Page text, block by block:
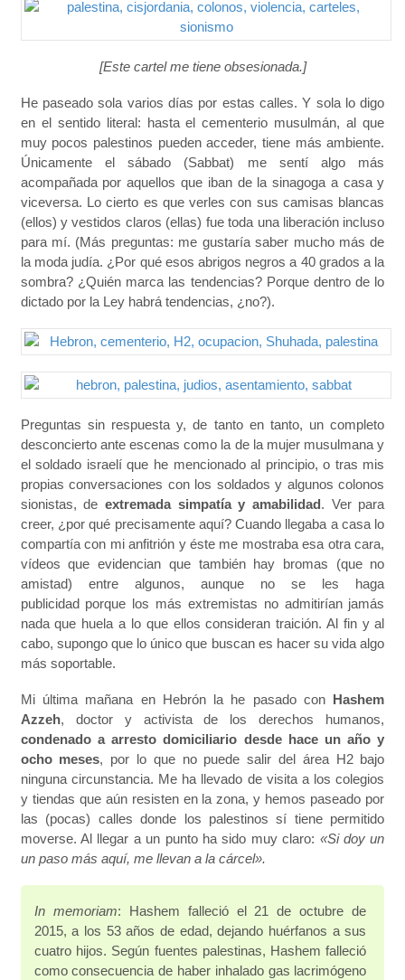
[Este cartel me tiene obsesionada.]
He paseado sola varios días por estas calles. Y sola lo digo
en el sentido literal: hasta el cementerio musulmán, al que
muy pocos palestinos pueden acceder, tiene más ambiente.
Únicamente el sábado (Sabbat) me sentí algo más
acompañada por aquellos que iban de la sinagoga a casa y
viceversa. Lo cierto es que verles con sus camisas blancas
(ellos) y vestidos claros (ellas) fue toda una liberación incluso
para mí. (Más preguntas: me gustaría saber mucho más de
la moda judía. ¿Por qué esos abrigos negros a 40 grados a la
sombra? ¿Quién marca las tendencias? Porque dentro de lo
dictado por la Ley habrá tendencias, ¿no?).
Preguntas sin respuesta y, de tanto en tanto, un completo
desconcierto ante escenas como la de la mujer musulmana y
el soldado israelí que he mencionado al principio, o tras mis
propias conversaciones con los soldados y algunos colonos
sionistas, de extremada simpatía y amabilidad . Ver para
creer, ¿por qué precisamente aquí? Cuando llegaba a casa lo
compartía con mi anfitrión y éste me mostraba esa otra cara,
vídeos que evidencian que también hay bromas (que no
amistad) entre algunos, aunque no se les haga
publicidad porque los más extremistas no admitirían jamás
nada que huela a lo que ellos consideran traición. Al fin y al
cabo, supongo que lo único que buscan es hacer su vida algo
más soportable.
Mi última mañana en Hebrón la he pasado con
Hashem
Azzeh, doctor y activista de los derechos humanos,
condenado a arresto domiciliario desde hace un año y
ocho meses, por lo que no puede salir del área H2 bajo
ninguna circunstancia. Me ha llevado de visita a los colegios
y tiendas que aún resisten en la zona, y hemos paseado por
las (pocas) calles donde los palestinos sí tiene permitido
moverse. Al llegar a un punto ha sido muy claro: «Si doy un
un paso más aquí, me llevan a la cárcel».
In memoriam: Hashem falleció el 21 de octubre de
2015, a los 53 años de edad, dejando huérfanos a sus
cuatro hijos. Según fuentes palestinas, Hashem falleció
como consecuencia de haber inhalado gas lacrimógeno